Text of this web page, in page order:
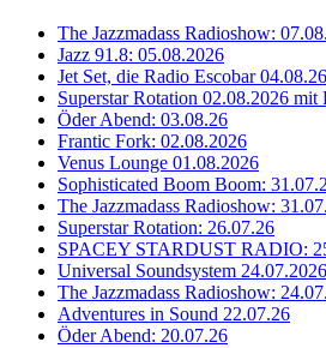
The Jazzmadass Radioshow:
Jazz 91.8: 05.08.2026
Jet Set, die Radio Escobar 04.08.26
Superstar Rotation 02.08.2026 mit
Öder Abend: 03.08.26
Frantic Fork: 02.08.2026
Venus Lounge 01.08.2026
Sophisticated Boom Boom:
The Jazzmadass Radioshow:
Superstar Rotation: 26.07.26
SPACEY STARDUST RADIO:
Universal Soundsystem 24.07.2026
The Jazzmadass Radioshow:
Adventures in Sound 22.07.26
Öder Abend: 20.07.26